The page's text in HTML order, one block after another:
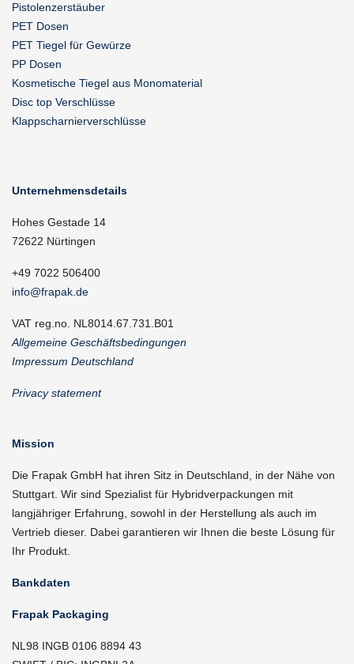
Pistolenzerstäuber
PET Dosen
PET Tiegel für Gewürze
PP Dosen
Kosmetische Tiegel aus Monomaterial
Disc top Verschlüsse
Klappscharnierverschlüsse
Unternehmensdetails
Hohes Gestade 14
72622 Nürtingen
+49 7022 506400
info@frapak.de
VAT reg.no. NL8014.67.731.B01
Allgemeine Geschäftsbedingungen
Impressum Deutschland
Privacy statement
Mission
Die Frapak GmbH hat ihren Sitz in Deutschland, in der Nähe von
Stuttgart. Wir sind Spezialist für Hybridverpackungen mit
langjähriger Erfahrung, sowohl in der Herstellung als auch im
Vertrieb dieser. Dabei garantieren wir Ihnen die beste Lösung für
Ihr Produkt.
Bankdaten
Frapak Packaging
NL98 INGB 0106 8894 43